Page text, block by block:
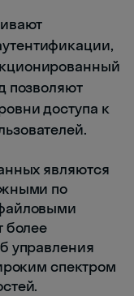
позволяют
доступа к
являются
по
более
управления
спектром